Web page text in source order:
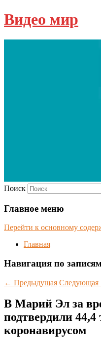
Видео мир
Поиск
Главное меню
Перейти к основному
Главная
Навигация по
← Предыдущая Следующая
В Марий Эл за
подтвердили
коронавирусом